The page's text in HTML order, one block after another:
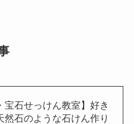
宝石せっけん教室】好き
然石のような石けん作り